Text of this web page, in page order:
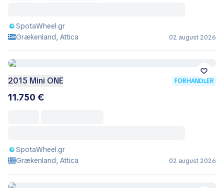
SpotaWheel.gr
Grækenland, Attica
02 august 2026
2015 Mini ONE FORHANDLER
11.750 €
SpotaWheel.gr
Grækenland, Attica
02 august 2026